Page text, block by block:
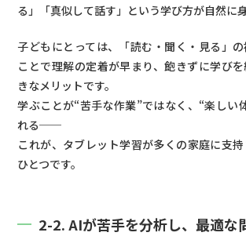
る」「真似して話す」という学び方が自然に
子どもにとっては、「読む・聞く・見る」
ことで理解の定着が早まり、飽きずに学び
きなメリットです。
学ぶことが“苦手な作業”ではなく、“楽しい
れる──
これが、タブレット学習が多くの家庭に支
ひとつです。
2-2. AIが苦手を分析し、最適な